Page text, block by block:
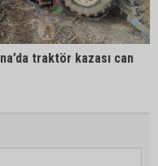
traktör kazası can